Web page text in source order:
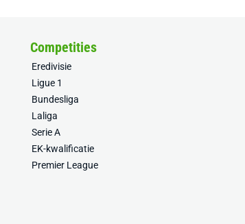
Competities
Eredivisie
Ligue 1
Bundesliga
Laliga
Serie A
EK-kwalificatie
Premier League